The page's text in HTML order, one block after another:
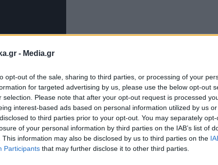
- Media.gr
opt-out of the sale, sharing to third parties, or processing of your
for targeted advertising by us, please use the below opt-out
selection. Please note that after your opt-out request is processed
interest-based ads based on personal information utilized by us
to third parties prior to your opt-out. You may separately
of your personal information by third parties on the IAB’s list of
This information may also be disclosed by us to third parties on the
Participants that may further disclose it to other third parties.
Ραλλού Αλεξοπούλου
πρόταση για τις ρυθμίσεις πληρωμής
περιλαμβάνει αύξηση του αριθμού
βρίσκονται οι συζητήσεις; Δεν
της πανδημίας;